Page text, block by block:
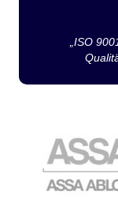
„ISO